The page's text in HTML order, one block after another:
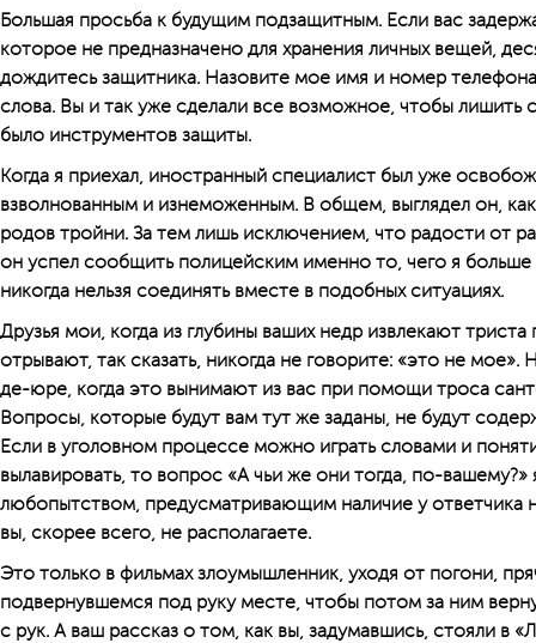
Большая просьба к будущим подзащитным. Если вас
которое не предназначено для хранения личных вещей,
дождитесь защитника. Назовите мое имя и номер
слова. Вы и так уже сделали все возможное, чтобы лишить
было инструментов защиты.
Когда я приехал, иностранный специалист был уже
взволнованным и изнеможенным. В общем, выглядел он,
родов тройни. За тем лишь исключением, что радости от
он успел сообщить полицейским именно то, чего я больше
никогда нельзя соединять вместе в подобных ситуациях.
Друзья мои, когда из глубины ваших недр извлекают
отрывают, так сказать, никогда не говорите: «это не мое».
де-юре, когда это вынимают из вас при помощи троса
Вопросы, которые будут вам тут же заданы, не будут
Если в уголовном процессе можно играть словами и
вылавировать, то вопрос «А чьи же они тогда, по-
любопытством, предусматривающим наличие у ответчика
вы, скорее всего, не располагаете.
Это только в фильмах зло­умышленник, уходя от погони,
подвернувшемся под руку месте, чтобы потом за ним
с рук. А ваш рассказ о том, как вы, задумавшись, стояли в